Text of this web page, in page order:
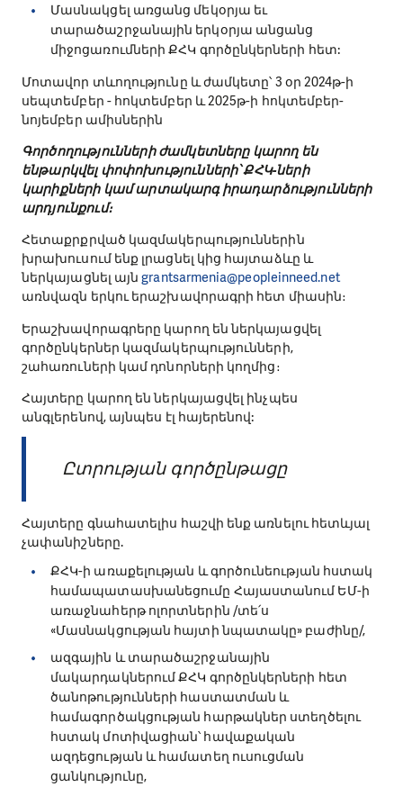
Մասնակցել առցանց մեկօրյա եւ
տարածաշրջանային երկօրյա անցանց
միջոցառումների ՔՀԿ գործընկերների հետ:
Մոտավոր տևողությունը և ժամկետը՝ 3 օր 2024թ-ի
սեպտեմբեր - հոկտեմբեր և 2025թ-ի հոկտեմբեր-
նոյեմբեր ամիսներին
Գործողությունների ժամկետները կարող են
ենթարկվել փոփոխությունների՝ՔՀԿ-ների
կարիքների կամ արտակարգ իրադարձությունների
արդյունքում։
Հետաքրքրված կազմակերպություններին
խրախուսում ենք լրացնել կից հայտաձևը և
ներկայացնել այնgrantsarmenia@peopleinneed.net
առնվազն երկու երաշխավորագրի հետ միասին։
Երաշխավորագրերը կարող են ներկայացվել
գործընկերներ կազմակերպությունների,
շահառուների կամ դոնորների կողմից։
Հայտերը կարող են ներկայացվել ինչպես
անգլերենով, այնպես էլ հայերենով:
Ըտրության գործընթացը
Հայտերը գնահատելիս հաշվի ենք առնելու հետևյալ
չափանիշները.
ՔՀԿ-ի առաքելության և գործունեության հստակ
համապատասխանեցումը Հայաստանում ԵՄ-ի
առաջնահերթ ոլորտներին /տե՛ս
«Մասնակցության հայտի նպատակը» բաժինը/,
ազգային և տարածաշրջանային
մակարդակներում ՔՀԿ գործընկերների հետ
ծանոթությունների հաստատման և
համագործակցության հարթակներ ստեղծելու
հստակ մոտիվացիան՝ հավաքական
ազդեցության և համատեղ ուսուցման
ցանկությունը,